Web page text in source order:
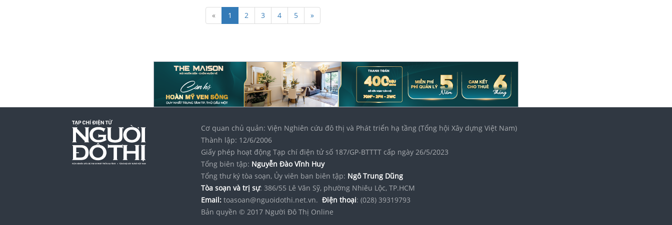
« 1 2 3 4 5 »
Cơ quan chủ quản: Viện Nghiên cứu đô thị và Phát triển hạ tầng (Tổng hội Xây dựng Việt Nam)
Thành lập: 12/6/2006
Giấy phép hoạt động Tạp chí điện tử số 187/GP-BTTTT cấp ngày 26/5/2023
Tổng biên tập: Nguyễn Đào Vĩnh Huy
Tổng thư ký tòa soạn, Ủy viên ban biên tập: Ngô Trung Dũng
Tòa soạn và trị sự: 386/55 Lê Văn Sỹ, phường Nhiêu Lộc, TP.HCM
Email: toasoan@nguoidothi.net.vn. Điện thoại: (028) 39319793
Bản quyền © 2017 Người Đô Thị Online